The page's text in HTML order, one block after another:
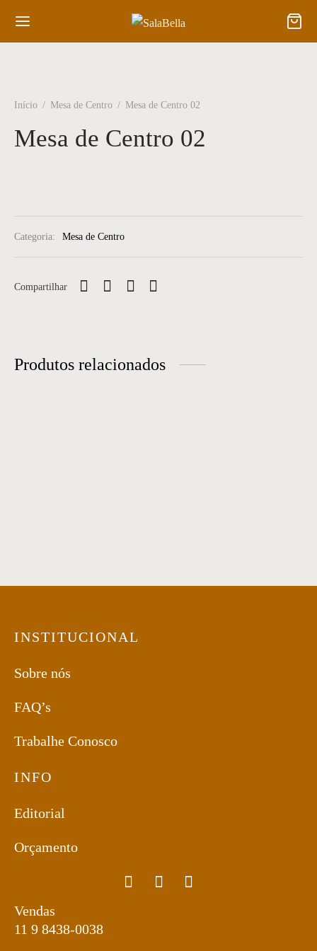
Início / Mesa de Centro / Mesa de Centro 02
Mesa de Centro 02
Categoria: Mesa de Centro
Compartilhar
Produtos relacionados
INSTITUCIONAL
Sobre nós
FAQ’s
Trabalhe Conosco
INFO
Editorial
Orçamento
Vendas
11 9 8438-0038